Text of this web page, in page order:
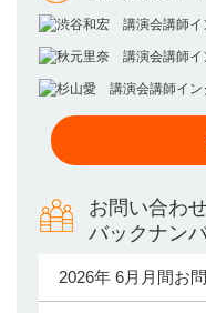
お問い合わ
バックナン
2026年 6月月間お